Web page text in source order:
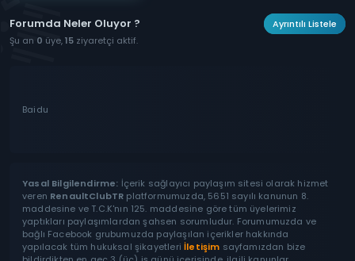
Ayrıntılı Listele
Forumda Neler Oluyor ?
Şu an 0 üye,15 ziyaretçi aktif.
Baidu
Yasal Bilgilendirme: İçerik sağlayıcı paylaşım sitesi olarak hizmet
veren RenaultClubTR platformumuzda, 5651 sayılı kanunun 8.
maddesine ve T.C.K'nın 125. maddesine göre tüm üyelerimiz
yaptıkları paylaşımlardan şahsen sorumludur. Forumumuzda ve
bağlı Facebook grubumuzda paylaşılan içerikler hakkında
yapılacak tüm hukuksal şikayetleriİletişim sayfamızdan bize